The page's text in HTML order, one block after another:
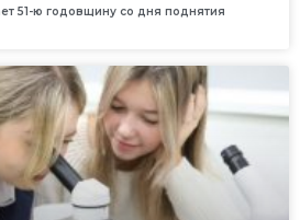
51-ю годовщину со дня поднятия